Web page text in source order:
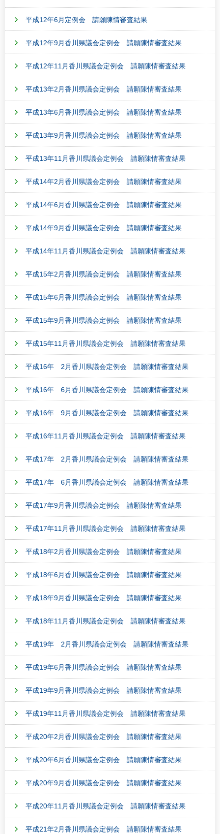
平成12年6月定例会 請願陳情審査結果
平成12年9月香川県議会定例会 請願陳情審査結果
平成12年11月香川県議会定例会 請願陳情審査結果
平成13年2月香川県議会定例会 請願陳情審査結果
平成13年6月香川県議会定例会 請願陳情審査結果
平成13年9月香川県議会定例会 請願陳情審査結果
平成13年11月香川県議会定例会 請願陳情審査結果
平成14年2月香川県議会定例会 請願陳情審査結果
平成14年6月香川県議会定例会 請願陳情審査結果
平成14年9月香川県議会定例会 請願陳情審査結果
平成14年11月香川県議会定例会 請願陳情審査結果
平成15年2月香川県議会定例会 請願陳情審査結果
平成15年6月香川県議会定例会 請願陳情審査結果
平成15年9月香川県議会定例会 請願陳情審査結果
平成15年11月香川県議会定例会 請願陳情審査結果
平成16年 2月香川県議会定例会 請願陳情審査結果
平成16年 6月香川県議会定例会 請願陳情審査結果
平成16年 9月香川県議会定例会 請願陳情審査結果
平成16年11月香川県議会定例会 請願陳情審査結果
平成17年 2月香川県議会定例会 請願陳情審査結果
平成17年 6月香川県議会定例会 請願陳情審査結果
平成17年9月香川県議会定例会 請願陳情審査結果
平成17年11月香川県議会定例会 請願陳情審査結果
平成18年2月香川県議会定例会 請願陳情審査結果
平成18年6月香川県議会定例会 請願陳情審査結果
平成18年9月香川県議会定例会 請願陳情審査結果
平成18年11月香川県議会定例会 請願陳情審査結果
平成19年 2月香川県議会定例会 請願陳情審査結果
平成19年6月香川県議会定例会 請願陳情審査結果
平成19年9月香川県議会定例会 請願陳情審査結果
平成19年11月香川県議会定例会 請願陳情審査結果
平成20年2月香川県議会定例会 請願陳情審査結果
平成20年6月香川県議会定例会 請願陳情審査結果
平成20年9月香川県議会定例会 請願陳情審査結果
平成20年11月香川県議会定例会 請願陳情審査結果
平成21年2月香川県議会定例会 請願陳情審査結果